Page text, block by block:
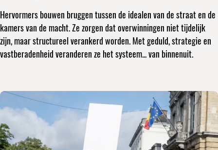
Hervormers bouwen bruggen tussen de idealen van de straat en de
kamers van de macht. Ze zorgen dat overwinningen niet tijdelijk
zijn, maar structureel verankerd worden. Met geduld, strategie en
vastberadenheid veranderen ze het systeem... van binnenuit.